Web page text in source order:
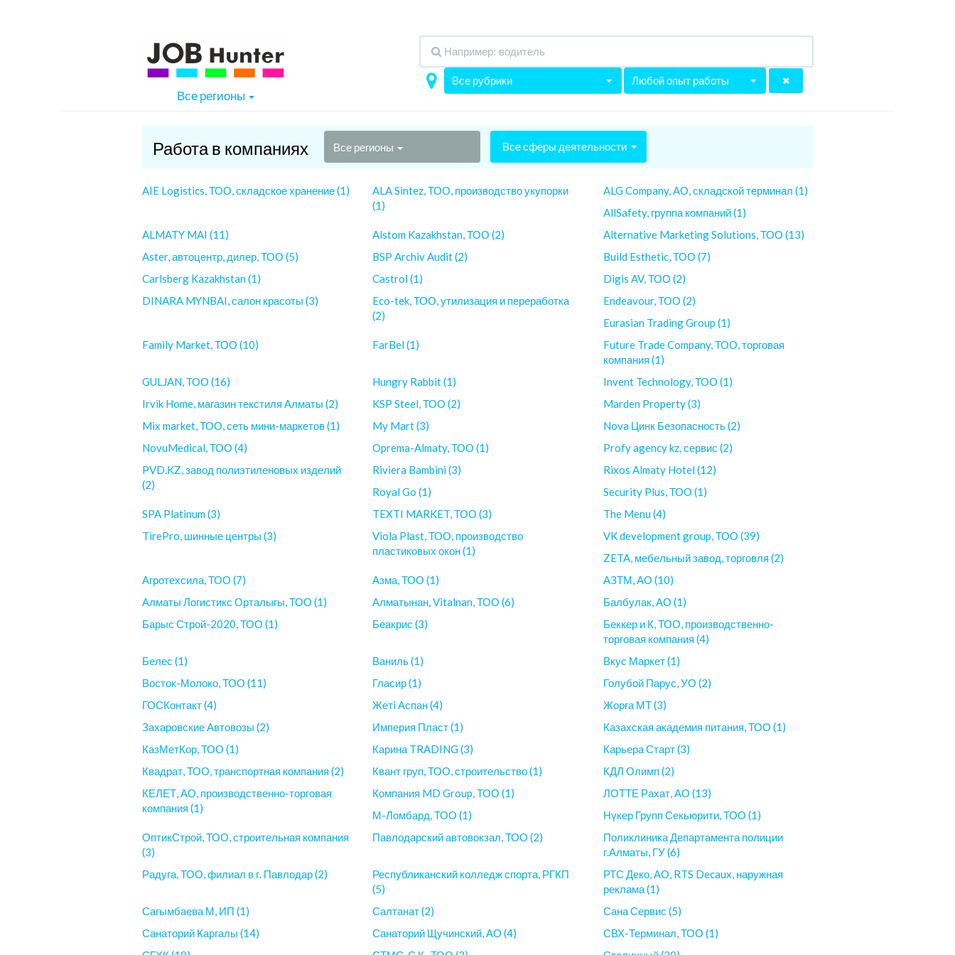
Все регионы
Все рубрики Любой опыт работы
Работа в компаниях Все регионы Все сферы деятельности
AIE Logistics, ТОО, складское хранение (1)
ALA Sintez, ТОО, производство укупорки
(1)
ALG Company, АО, складской терминал (1)
AllSafety, группа компаний (1)
ALMATY MAI (11)
Alstom Kazakhstan, ТОО (2)
Alternative Marketing Solutions, ТОО (13)
Aster, автоцентр, дилер, ТОО (5)
BSP Archiv Audit (2)
Build Esthetic, ТОО (7)
Carlsberg Kazakhstan (1)
Castrol (1)
Digis AV, ТОО (2)
DINARA MYNBAI, салон красоты (3)
Eco-tek, ТОО, утилизация и переработка
(2)
Endeavour, ТОО (2)
Eurasian Trading Group (1)
Family Market, ТОО (10)
FarBel (1)
Future Trade Company, ТОО, торговая
компания (1)
GULJAN, ТОО (16)
Hungry Rabbit (1)
Invent Technology, ТОО (1)
Irvik Home, магазин текстиля Алматы (2)
KSP Steel, ТОО (2)
Marden Property (3)
Mix market, ТОО, сеть мини-маркетов (1)
My Mart (3)
Nova Цинк Безопасность (2)
NovuMedical, ТОО (4)
Oprema-Almaty, ТОО (1)
Profy agency kz, сервис (2)
PVD.KZ, завод полиэтиленовых изделий
(2)
Riviera Bambini (3)
Rixos Almaty Hotel (12)
Royal Go (1)
Security Plus, ТОО (1)
SPA Platinum (3)
TEXTI MARKET, ТОО (3)
The Menu (4)
TirePro, шинные центры (3)
Viola Plast, ТОО, производство
пластиковых окон (1)
VK development group, ТОО (39)
ZETA, мебельный завод, торговля (2)
Агротехсила, ТОО (7)
Азма, ТОО (1)
АЗТМ, АО (10)
Алматы Логистикс Орталыгы, ТОО (1)
Алматынан, Vitalnan, ТОО (6)
Балбулак, АО (1)
Барыс Строй-2020, ТОО (1)
Беакрис (3)
Беккер и К, ТОО, производственно-
торговая компания (4)
Белес (1)
Ваниль (1)
Вкус Маркет (1)
Восток-Молоко, ТОО (11)
Гласир (1)
Голубой Парус, УО (2)
ГОСКонтакт (4)
Жетi Аспан (4)
Жорға МТ (3)
Захаровские Автовозы (2)
Империя Пласт (1)
Казахская академия питания, ТОО (1)
КазМетКор, ТОО (1)
Карина TRADING (3)
Карьера Старт (3)
Квадрат, ТОО, транспортная компания (2)
Квант груп, ТОО, строительство (1)
КДЛ Олимп (2)
КЕЛЕТ, АО, производственно-торговая
компания (1)
Компания MD Group, ТОО (1)
ЛОТТЕ Рахат, АО (13)
М-Ломбард, ТОО (1)
Нүкер Групп Секьюрити, ТОО (1)
ОптикСтрой, ТОО, строительная компания
(3)
Павлодарский автовокзал, ТОО (2)
Поликлиника Департамента полиции
г.Алматы, ГУ (6)
Радуга, ТОО, филиал в г. Павлодар (2)
Республиканский колледж спорта, РГКП
(5)
РТС Деко, АО, RTS Decaux, наружная
реклама (1)
Сагымбаева М, ИП (1)
Салтанат (2)
Сана Сервис (5)
Санаторий Каргалы (14)
Санаторий Щучинский, АО (4)
СВХ-Терминал, ТОО (1)